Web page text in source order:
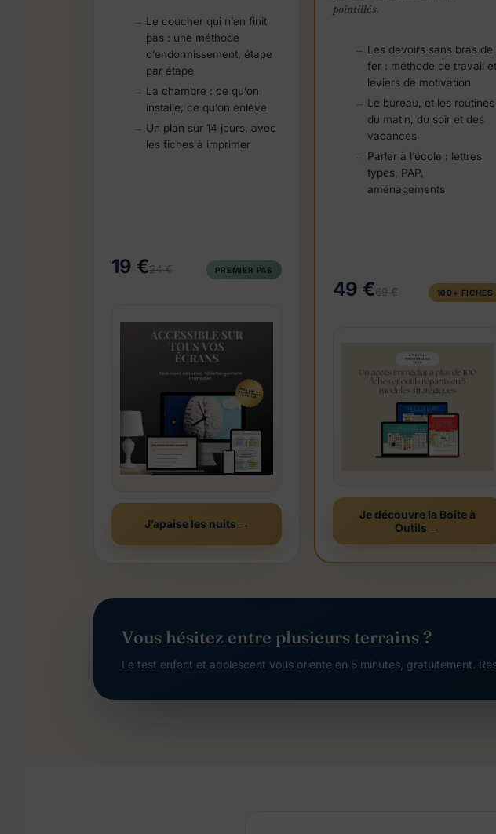
Le coucher qui n’en finit
pas : une méthode
d’endormissement, étape
par étape
La chambre : ce qu’on
installe, ce qu’on enlève
Un plan sur 14 jours, avec
les fiches à imprimer
19 €24 € PREMIER PAS
J’apaise les nuits →
pointillés.
Les devoirs sans bras de
fer : méthode de travail et
leviers de motivation
Le bureau, et les routines
du matin, du soir et des
vacances
Parler à l’école : lettres
types, PAP,
aménagements
49 €69 € 100+ FICHES
Je découvre la Boîte à
Outils →
Vous hésitez entre plusieurs terrains ?
Le test enfant et adolescent vous oriente en 5 minutes, gratuitement.